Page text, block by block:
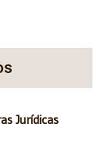
Jurídicas